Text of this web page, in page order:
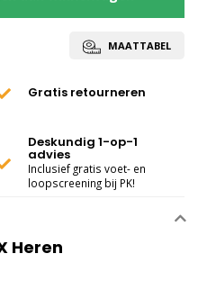
MAATTABEL
Gratis retourneren
Deskundig 1-op-1
advies
Inclusief gratis voet- en
loopscreening bij PK!
Heren